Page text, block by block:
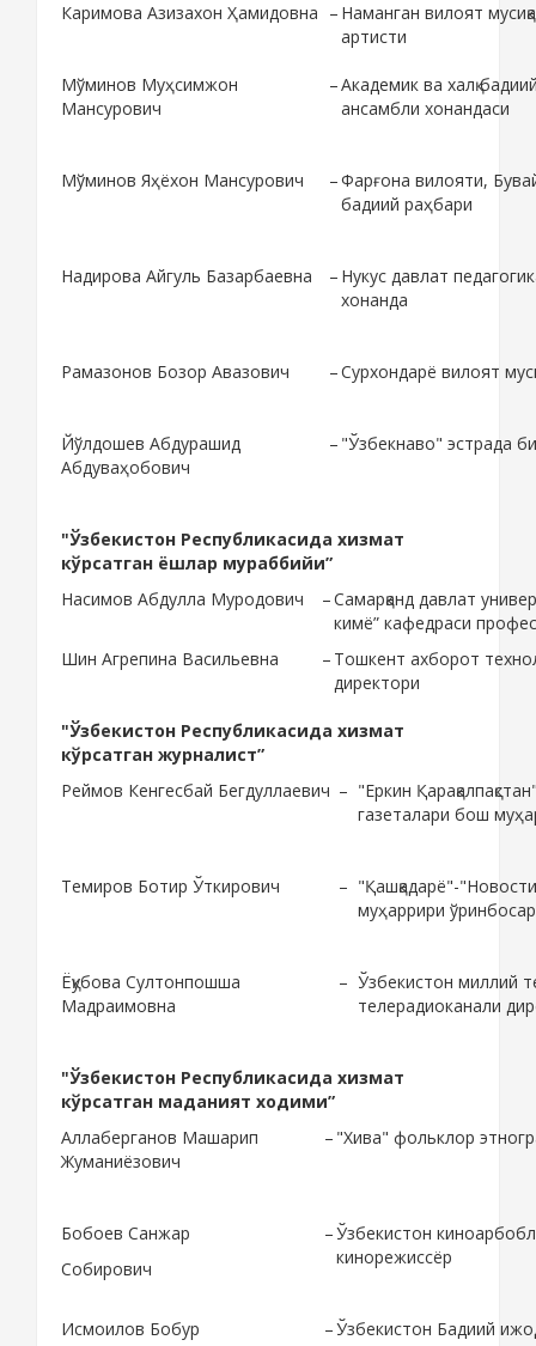
Каримова Азизахон Ҳамидовна – Наманган вилоят
артисти
Мўминов Муҳсимжон
Мансурович
–Академик ва халқ
ансамбли хонандаси
Мўминов Яҳёхон Мансурович –Фарғона вилояти,
бадиий раҳбари
Надирова Айгуль Базарбаевна – Нукус давлат
хонанда
Рамазонов Бозор Авазович –Сурхондарё вилоят
Йўлдошев Абдурашид
Абдуваҳобович
– "Ўзбекнаво" эстрада
"Ўзбекистон Республикасида хизмат
кўрсатган ёшлар мураббийи”
Насимов Абдулла Муродович
–Самарқанд давлат
кимё” кафедраси
Шин Агрепина Васильевна
– Тошкент ахборот
директори
"Ўзбекистон Республикасида хизмат
кўрсатган журналист”
Реймов Кенгесбай Бегдуллаевич – "Еркин
газеталари бош
Темиров Ботир Ўткирович – "Қашқадарё"-
муҳаррири
Ёқубова Султонпошша
Мадраимовна
– Ўзбекистон миллий
телерадиоканали
"Ўзбекистон Республикасида хизмат
кўрсатган маданият ходими”
Аллаберганов Машарип
Жуманиёзович
– "Хива" фольклор
Бобоев Санжар
Собирович
–Ўзбекистон
кинорежиссёр
Исмоилов Бобур
–Ўзбекистон Бадиий